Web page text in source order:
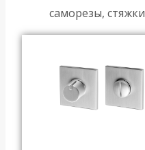
саморезы, стяжки